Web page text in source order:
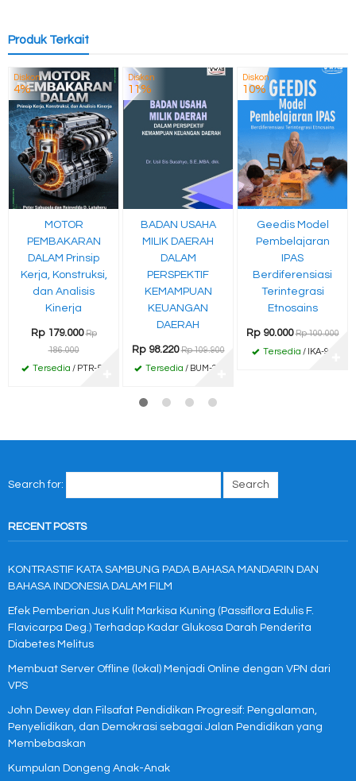
Produk Terkait
Diskon
4%
MOTOR
PEMBAKARAN
DALAM Prinsip
Kerja, Konstruksi,
dan Analisis
Kinerja
Rp 179.000 Rp
186.000
Tersedia / PTR-50
Diskon
11%
BADAN USAHA
MILIK DAERAH
DALAM
PERSPEKTIF
KEMAMPUAN
KEUANGAN
DAERAH
Rp 98.220 Rp 109.900
Tersedia / BUM-21
Diskon
10%
Geedis Model
Pembelajaran
IPAS
Berdiferensiasi
Terintegrasi
Etnosains
Rp 90.000 Rp 100.000
Tersedia / IKA-94
Search for:
RECENT POSTS
KONTRASTIF KATA SAMBUNG PADA BAHASA MANDARIN DAN
BAHASA INDONESIA DALAM FILM
Efek Pemberian Jus Kulit Markisa Kuning (Passiflora Edulis F.
Flavicarpa Deg.) Terhadap Kadar Glukosa Darah Penderita
Diabetes Melitus
Membuat Server Offline (lokal) Menjadi Online dengan VPN dari
VPS
John Dewey dan Filsafat Pendidikan Progresif: Pengalaman,
Penyelidikan, dan Demokrasi sebagai Jalan Pendidikan yang
Membebaskan
Kumpulan Dongeng Anak-Anak